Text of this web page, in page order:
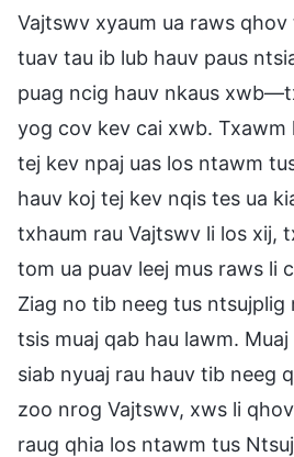
Vajtswv xyaum ua raws
tuav tau ib lub hauv paus
puag ncig hauv nkaus
yog cov kev cai xwb. Txawm
tej kev npaj uas los ntawm
hauv koj tej kev nqis tes ua
txhaum rau Vajtswv li los xij,
tom ua puav leej mus raws li
Ziag no tib neeg tus
tsis muaj qab hau lawm.
siab nyuaj rau hauv tib neeg
zoo nrog Vajtswv, xws li
raug qhia los ntawm tus